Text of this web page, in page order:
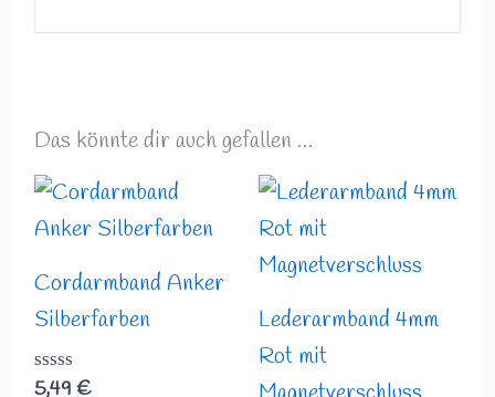
Das könnte dir auch gefallen …
Cordarmband Anker
Silberfarben
Bewertet
5,49 €
Lederarmband 4mm
Rot mit